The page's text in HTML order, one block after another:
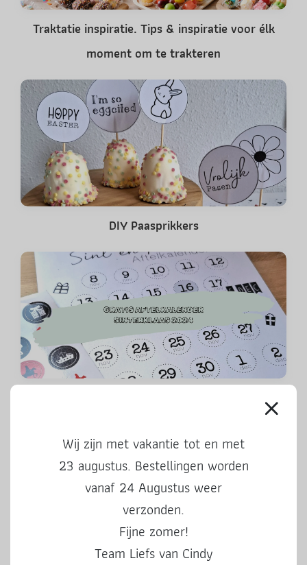
Traktatie inspiratie. Tips & inspiratie voor élk
moment om te trakteren
DIY Paasprikkers
Wij zijn met vakantie tot en met
23 augustus. Bestellingen worden
vanaf 24 Augustus weer
verzonden.
Fijne zomer!
Team Liefs van Cindy